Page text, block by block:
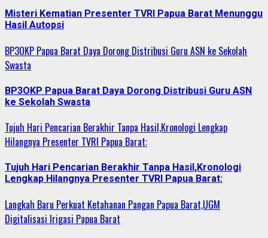
Misteri Kematian Presenter TVRI Papua Barat Menunggu
Hasil Autopsi
BP3OKP Papua Barat Daya Dorong Distribusi Guru ASN ke Sekolah
Swasta
BP3OKP Papua Barat Daya Dorong Distribusi Guru ASN
ke Sekolah Swasta
Tujuh Hari Pencarian Berakhir Tanpa Hasil,Kronologi Lengkap
Hilangnya Presenter TVRI Papua Barat:
Tujuh Hari Pencarian Berakhir Tanpa Hasil,Kronologi
Lengkap Hilangnya Presenter TVRI Papua Barat:
Langkah Baru Perkuat Ketahanan Pangan Papua Barat,UGM
Digitalisasi Irigasi Papua Barat